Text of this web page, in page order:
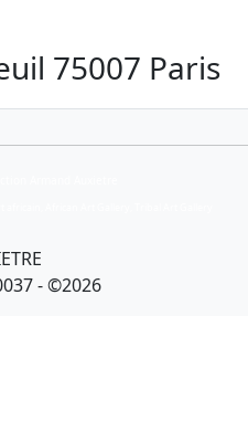
75007 Paris
- ©2026